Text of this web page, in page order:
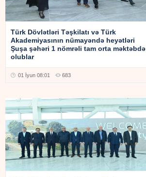
Türk Dövlətləri Təşkilatı və Türk
Akademiyasının nümayəndə heyətləri
Şuşa şəhəri 1 nömrəli tam orta məktəbdə
olublar
01 İyun 08:01 683